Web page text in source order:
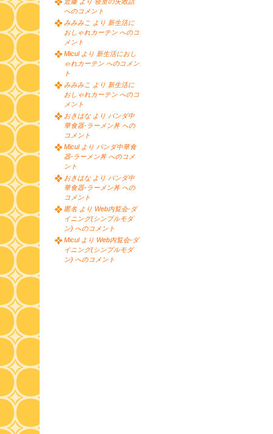
へのコメント
みみみこ より 新生活に
おしゃれカーテン へのコ
メント
Micul より 新生活におし
ゃれカーテン へのコメン
ト
みみみこ より 新生活に
おしゃれカーテン へのコ
メント
おきはな より パンダ中
華食器-ラーメン丼 への
コメント
Micul より パンダ中華食
器-ラーメン丼 へのコメ
ント
おきはな より パンダ中
華食器-ラーメン丼 への
コメント
匿名 より Web内覧会-ダ
イニング(シンプルモダ
ン) へのコメント
Micul より Web内覧会-ダ
イニング(シンプルモダ
ン) へのコメント